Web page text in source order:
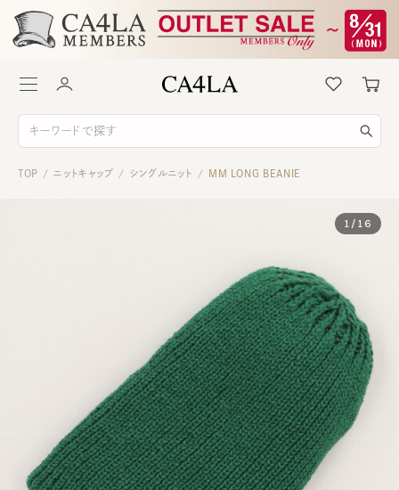
TOP / ニットキャップ / シングルニット / MM LONG BEANIE
1 / 16